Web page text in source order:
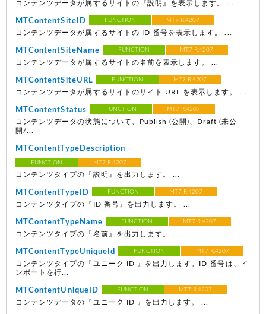
コンテンツデータが属するサイトの『説明』を表示します。 ...
MTContentSiteID FUNCTION MT7 R.4207
コンテンツデータが属するサイトの ID 番号を表示します。 ...
MTContentSiteName FUNCTION MT7 R.4207
コンテンツデータが属するサイトの名前を表示します。 ...
MTContentSiteURL FUNCTION MT7 R.4207
コンテンツデータが属するサイトのサイト URL を表示します。 ...
MTContentStatus FUNCTION MT7 R.4207
コンテンツデータの状態について、Publish (公開)、Draft (未公
開/...
MTContentTypeDescription
FUNCTION MT7 R.4207
コンテンツタイプの『説明』を出力します。 ...
MTContentTypeID FUNCTION MT7 R.4207
コンテンツタイプの『ID 番号』を出力します。 ...
MTContentTypeName FUNCTION MT7 R.4207
コンテンツタイプの『名前』を出力します。 ...
MTContentTypeUniqueId FUNCTION MT7 R.4207
コンテンツタイプの『ユニーク ID 』を出力します。ID 番号は、イ
ンポートを行...
MTContentUniqueID FUNCTION MT7 R.4207
コンテンツデータの『ユニーク ID 』を出力します。 ...